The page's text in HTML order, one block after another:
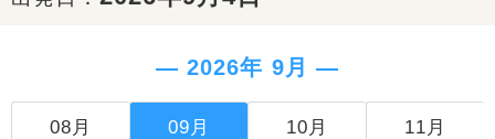
― 2026年 9月 ―
08月 09月 10月 11月